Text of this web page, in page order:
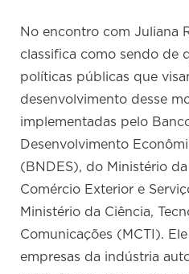
No encontro com Juliana
classifica como sendo de
políticas públicas que
desenvolvimento desse
implementadas pelo
Desenvolvimento
(BNDES), do Ministério
Comércio Exterior e
Ministério da Ciência,
Comunicações (MCTI).
empresas da indústria